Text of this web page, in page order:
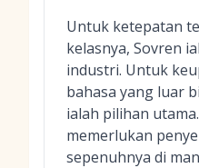
Untuk ketepatan
kelasnya, Sovren
industri. Untuk
bahasa yang luar
ialah pilihan
memerlukan
sepenuhnya di